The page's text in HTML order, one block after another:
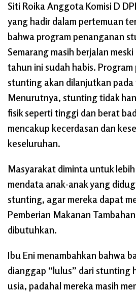
Siti Roika Anggota Komisi D
yang hadir dalam pertemuan
bahwa program penanganan
Semarang masih berjalan
tahun ini sudah habis.
stunting akan dilanjutkan pada
Menurutnya, stunting tidak
fisik seperti tinggi dan berat
mencakup kecerdasan dan
keseluruhan.
Masyarakat diminta untuk
mendata anak-anak yang
stunting, agar mereka dapat
Pemberian Makanan
dibutuhkan.
Ibu Eni menambahkan bahwa
dianggap “lulus” dari stunting
usia, padahal mereka masih